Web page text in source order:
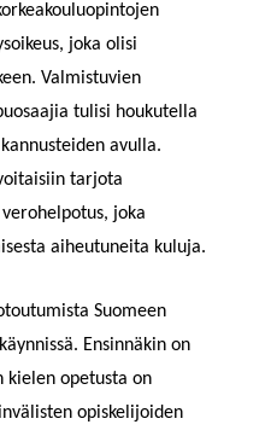
joka olisi
Valmistuvien
tulisi houkutella
avulla.
tarjota
joka
aiheutuneita kuluja.
Suomeen
Ensinnäkin on
kielen opetusta on
opiskelijoiden